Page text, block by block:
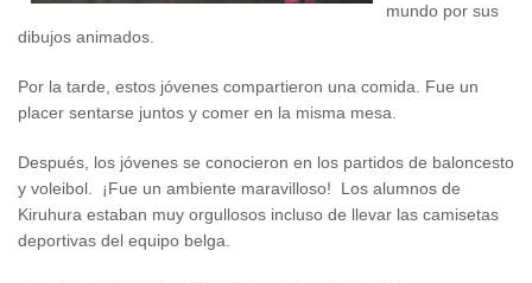
mundo por sus
dibujos animados.
Por la tarde, estos jóvenes compartieron una comida. Fue un
placer sentarse juntos y comer en la misma mesa.
Después, los jóvenes se conocieron en los partidos de baloncesto
y voleibol. ¡Fue un ambiente maravilloso! Los alumnos de
Kiruhura estaban muy orgullosos incluso de llevar las camisetas
deportivas del equipo belga.